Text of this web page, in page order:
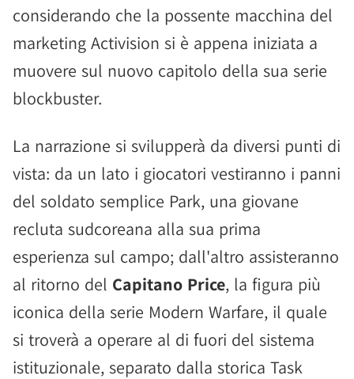
considerando che la possente macchina del
marketing Activision si è appena iniziata a
muovere sul nuovo capitolo della sua serie
blockbuster.
La narrazione si svilupperà da diversi punti di
vista: da un lato i giocatori vestiranno i panni
del soldato semplice Park, una giovane
recluta sudcoreana alla sua prima
esperienza sul campo; dall'altro assisteranno
al ritorno del Capitano Price, la figura più
iconica della serie Modern Warfare, il quale
si troverà a operare al di fuori del sistema
istituzionale, separato dalla storica Task